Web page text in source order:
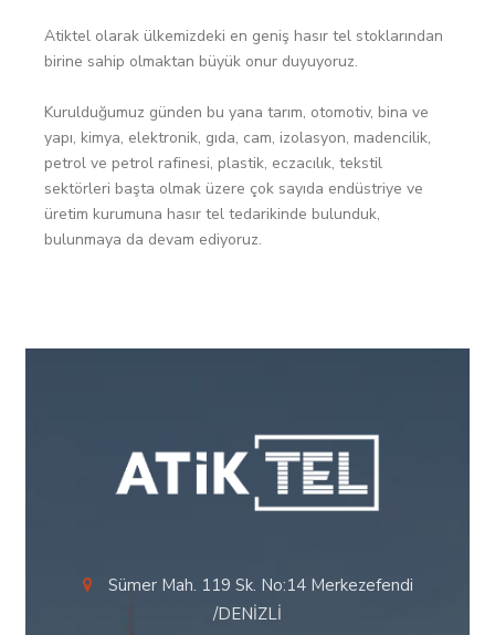
Atiktel olarak ülkemizdeki en geniş hasır tel stoklarından
birine sahip olmaktan büyük onur duyuyoruz.
Kurulduğumuz günden bu yana tarım, otomotiv, bina ve
yapı, kimya, elektronik, gıda, cam, izolasyon, madencilik,
petrol ve petrol rafinesi, plastik, eczacılık, tekstil
sektörleri başta olmak üzere çok sayıda endüstriye ve
üretim kurumuna hasır tel tedarikinde bulunduk,
bulunmaya da devam ediyoruz.
Sümer Mah. 119 Sk. No:14 Merkezefendi
/DENİZLİ